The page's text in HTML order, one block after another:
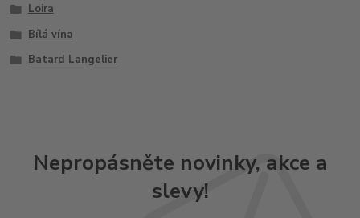
Loira
Bílá vína
Batard Langelier
Nepropásněte novinky, akce a
slevy!